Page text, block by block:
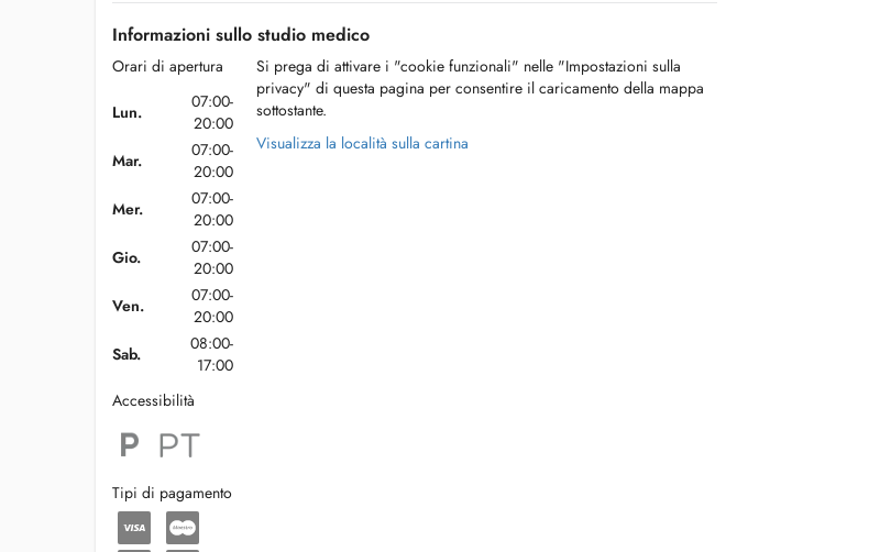
Informazioni sullo studio medico
Orari di apertura
Lun.
07:00-
20:00
Mar.
07:00-
20:00
Mer.
07:00-
20:00
Gio.
07:00-
20:00
Ven.
07:00-
20:00
Sab.
08:00-
17:00
Accessibilità
Tipi di pagamento
Si prega di attivare i "cookie funzionali" nelle "Impostazioni sulla
privacy" di questa pagina per consentire il caricamento della mappa
sottostante.
Visualizza la località sulla cartina